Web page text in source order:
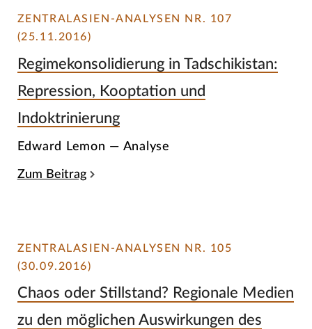
ZENTRALASIEN-ANALYSEN NR. 107
(25.11.2016)
Regimekonsolidierung in Tadschikistan:
Repression, Kooptation und
Indoktrinierung
Edward Lemon — Analyse
Zum Beitrag
ZENTRALASIEN-ANALYSEN NR. 105
(30.09.2016)
Chaos oder Stillstand? Regionale Medien
zu den möglichen Auswirkungen des